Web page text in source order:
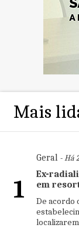
Mais
1
Geral- Há
Ex-
em
De acordo